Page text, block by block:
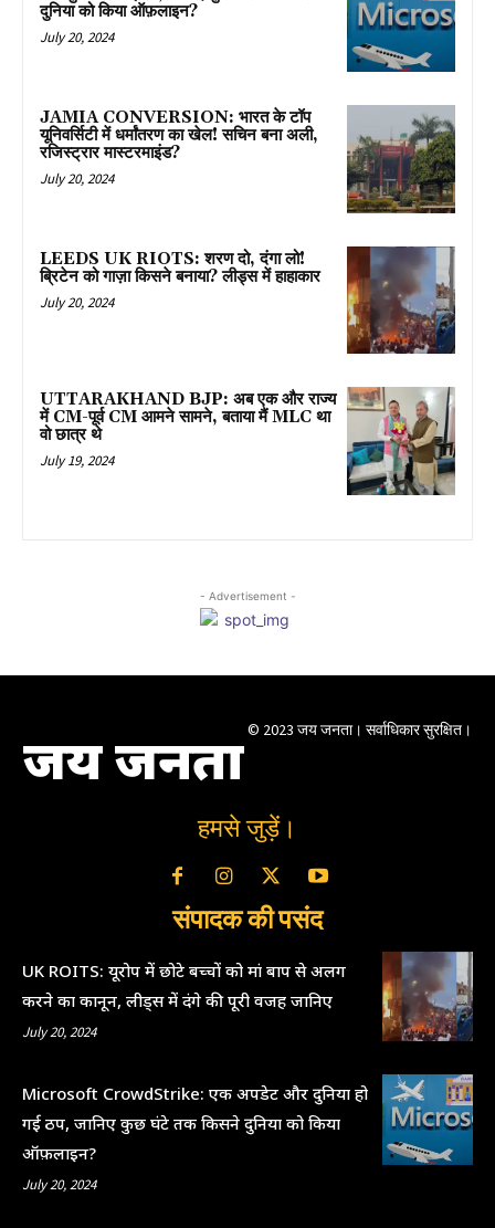
दुनिया को किया ऑफ़लाइन?
July 20, 2024
JAMIA CONVERSION: भारत के टॉप
यूनिवर्सिटी में धर्मांतरण का खेल! सचिन बना अली,
रजिस्ट्रार मास्टरमाइंड?
July 20, 2024
LEEDS UK RIOTS: शरण दो, दंगा लो!
ब्रिटेन को गाज़ा किसने बनाया? लीड्स में हाहाकार
July 20, 2024
UTTARAKHAND BJP: अब एक और राज्य
में CM-पूर्व CM आमने सामने, बताया मैं MLC था
वो छात्र थे
July 19, 2024
- Advertisement -
जय जनता © 2023 जय जनता। सर्वाधिकार सुरक्षित।
हमसे जुड़ें।
संपादक की पसंद
UK ROITS: यूरोप में छोटे बच्चों को मां बाप से अलग
करने का कानून, लीड्स में दंगे की पूरी वजह जानिए
July 20, 2024
Microsoft CrowdStrike: एक अपडेट और दुनिया हो
गई ठप, जानिए कुछ घंटे तक किसने दुनिया को किया
ऑफ़लाइन?
July 20, 2024